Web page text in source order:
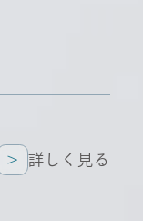
詳しく見る